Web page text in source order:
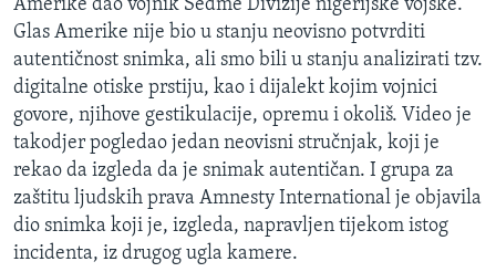
Amerike dao vojnik Sedme Divizije nigerijske vojske.
Glas Amerike nije bio u stanju neovisno potvrditi
autentičnost snimka, ali smo bili u stanju analizirati tzv.
digitalne otiske prstiju, kao i dijalekt kojim vojnici
govore, njihove gestikulacije, opremu i okoliš. Video je
takodjer pogledao jedan neovisni stručnjak, koji je
rekao da izgleda da je snimak autentičan. I grupa za
zaštitu ljudskih prava Amnesty International je objavila
dio snimka koji je, izgleda, napravljen tijekom istog
incidenta, iz drugog ugla kamere.